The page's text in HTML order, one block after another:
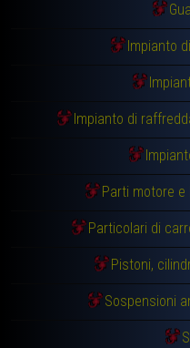
Impianto
Impianto di
Parti motore e
Particolari di
Pistoni,
Sospensioni